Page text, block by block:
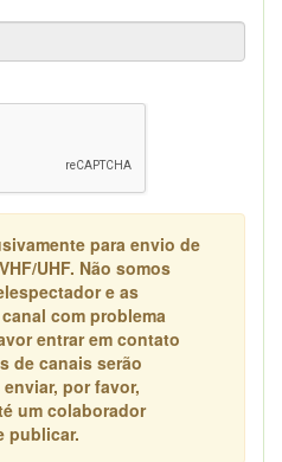
para envio de
UHF. Não somos
e as
com problema
entrar em contato
de canais serão
por favor,
um colaborador
publicar.